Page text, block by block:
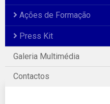
Ações de Formação
Press Kit
Galeria Multimédia
Contactos